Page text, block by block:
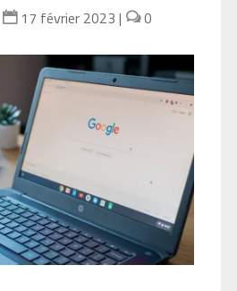
17 février 2023 |
0